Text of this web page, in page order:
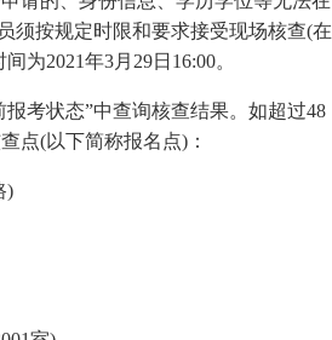
须按规定时限和要求接受现场核查(在
为2021年3月29日16:00。
考状态”中查询核查结果。如超过48
点(以下简称报名点)：
)